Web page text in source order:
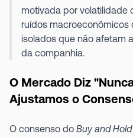
motivada por volatilidade
ruídos macroeconômicos
isolados que não afetam
da companhia.
O Mercado Diz
Ajustamos o
O consenso do Buy and Hold